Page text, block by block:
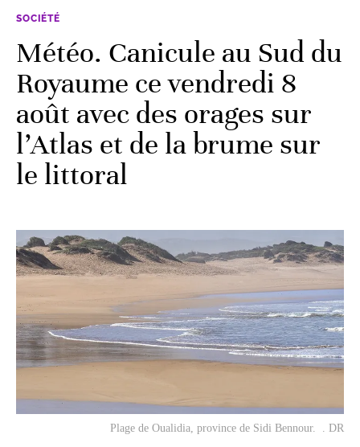
SOCIÉTÉ
Météo. Canicule au Sud du
Royaume ce vendredi 8
août avec des orages sur
l’Atlas et de la brume sur
le littoral
Plage de Oualidia, province de Sidi Bennour. . DR